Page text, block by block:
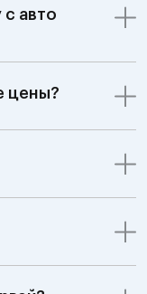
с авто
цены?